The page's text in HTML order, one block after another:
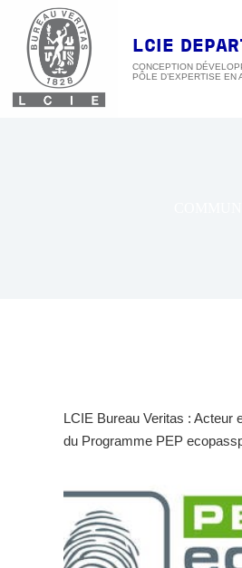
contenu
LCIE
CONCEPTION
LCIE Bureau Veritas : Acteur
du Programme PEP